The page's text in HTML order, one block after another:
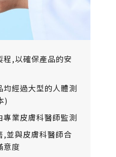
程,以確保產品的安
均經過大型的人體測
)
專業皮膚科醫師監測
,並與皮膚科醫師合
意度